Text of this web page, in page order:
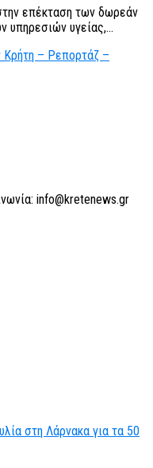
επέκταση των δωρεάν
υπηρεσιών υγείας,...
info@kretenews.gr
στη Λάρνακα για τα 50